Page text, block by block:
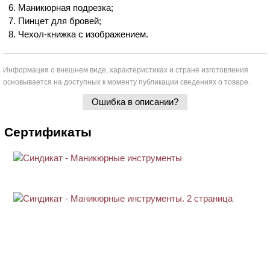
Маникюрная подрезка;
Пинцет для бровей;
Чехол-книжка с изображением.
Информация о внешнем виде, характеристиках и стране изготовления
основывается на доступных к моменту публикации сведениях о товаре.
Ошибка в описании?
Сертификаты